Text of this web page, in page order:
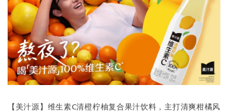
【美汁源】维生素C清橙柠柚复合果汁饮料，主打清爽柑橘风